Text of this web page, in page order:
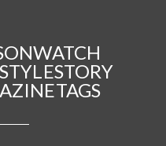
WATCH
STORY
TAGS